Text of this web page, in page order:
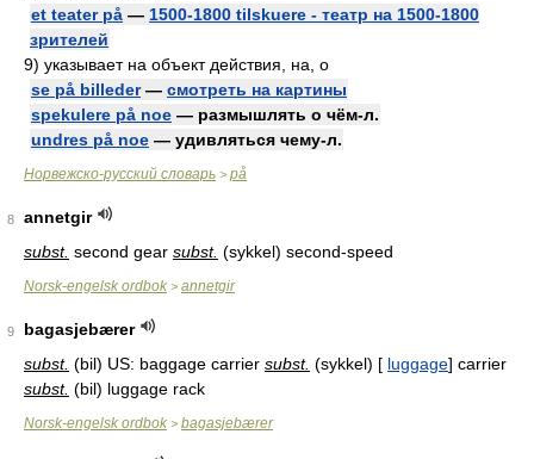
et teater på — 1500-1800 tilskuere - театр на 1500-1800
зрителей
9) указывает на объект действия, на, о
se på billeder— смотреть на картины
spekulere på noe — размышлять о чём-л.
undres på noe — удивляться чему-л.
Норвежско-русский словарь > på
8
annetgir
subst. second gear subst. (sykkel) second-speed
Norsk-engelsk ordbok > annetgir
9
bagasjebærer
subst. (bil) US: baggage carrier subst. (sykkel) [ luggage] carrier
subst. (bil) luggage rack
Norsk-engelsk ordbok > bagasjebærer